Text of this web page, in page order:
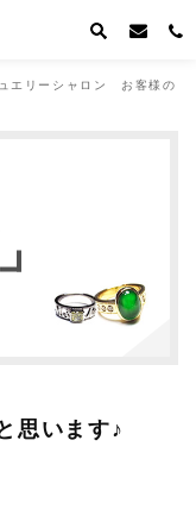
エリーシャロン お客様の
思います♪